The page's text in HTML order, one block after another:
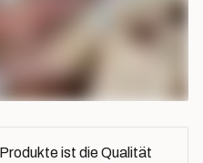
ist die Qualität